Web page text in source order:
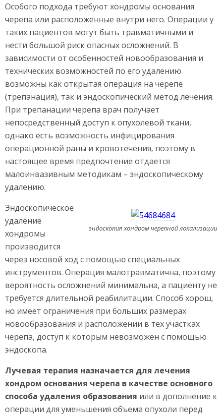
Особого подхода требуют хондромы основания
черепа или расположенные внутри него. Операции у
таких пациентов могут быть травматичными и
нести большой риск опасных осложнений. В
зависимости от особенностей новообразования и
технических возможностей по его удалению
возможны как открытая операция на черепе
(трепанация), так и эндоскопический метод лечения.
При трепанации черепа врач получает
непосредственный доступ к опухолевой ткани,
однако есть возможность инфицирования
операционной раны и кровотечения, поэтому в
настоящее время предпочтение отдается
малоинвазивным методикам – эндоскопическому
удалению.
эндоскопия хондром черепной локализации
Эндоскопическое
удаление
хондромы
производится
через носовой ход с помощью специальных
инструментов. Операция малотравматична, поэтому
вероятность осложнений минимальна, а пациенту не
требуется длительной реабилитации. Способ хорош,
но имеет ограничения при больших размерах
новообразования и расположении в тех участках
черепа, доступ к которым невозможен с помощью
эндоскопа.
Лучевая терапия назначается для лечения
хондром основания черепа в качестве основного
способа удаления образования или в дополнение к
операции для уменьшения объема опухоли перед